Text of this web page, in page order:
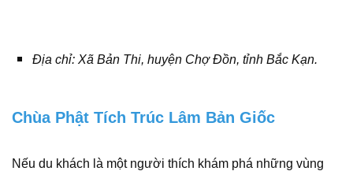
Địa chỉ: Xã Bản Thi, huyện Chợ Đồn, tỉnh Bắc Kạn.
Chùa Phật Tích Trúc Lâm Bản Giốc
Nếu du khách là một người thích khám phá những vùng